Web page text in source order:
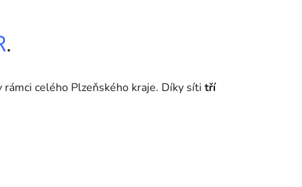
.
rámci celého Plzeňského kraje. Díky síti tří